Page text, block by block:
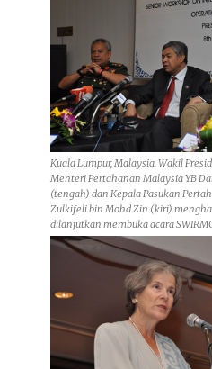
Kuala Lumpur, Malaysia. Wakil
Menteri Pertahanan Malaysia YB
(tengah) dan Kepala Pasukan
Zulkifeli bin Mohd Zin (kiri)
dilanjutkan membuka acara